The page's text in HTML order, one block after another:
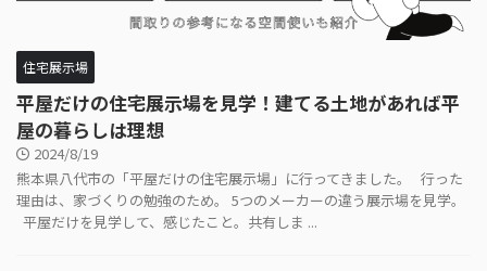
住宅展示場
平屋だけの住宅展示場を見学！建てる土地があれば平
屋の暮らしは理想
2024/8/19
熊本県八代市の「平屋だけの住宅展示場」に行ってきました。 行った
理由は、家づくりの勉強のため。 5つのメーカーの違う展示場を見学。
平屋だけを見学して、感じたこと。共有しま ...